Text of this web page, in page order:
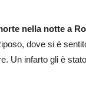
nella notte a
dove si è
Un infarto gli è